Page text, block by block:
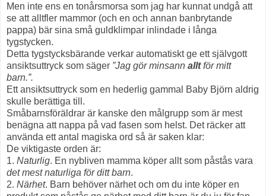
Men inte ens en tonårsmorsa som jag har kunnat undgå att
se att alltfler mammor (och en och annan banbrytande
pappa) bär sina små guldklimpar inlindade i långa
tygstycken.
Detta tygstycksbärande verkar automatiskt ge ett självgott
ansiktsuttryck som säger ”Jag gör minsann alltför mitt
barn.”.
Ett ansiktsuttryck som en hederlig gammal Baby Björn aldrig
skulle berättiga till.
Småbarnsföräldrar är kanske den målgrupp som är mest
benägna att nappa på vad fasen som helst. Det räcker att
använda ett antal magiska ord så är saken klar:
De viktigaste orden är:
1. Naturlig. En nybliven mamma köper allt som påstås vara
det mest naturliga för ditt barn.
2. Närhet. Barn behöver närhet och om du inte köper en